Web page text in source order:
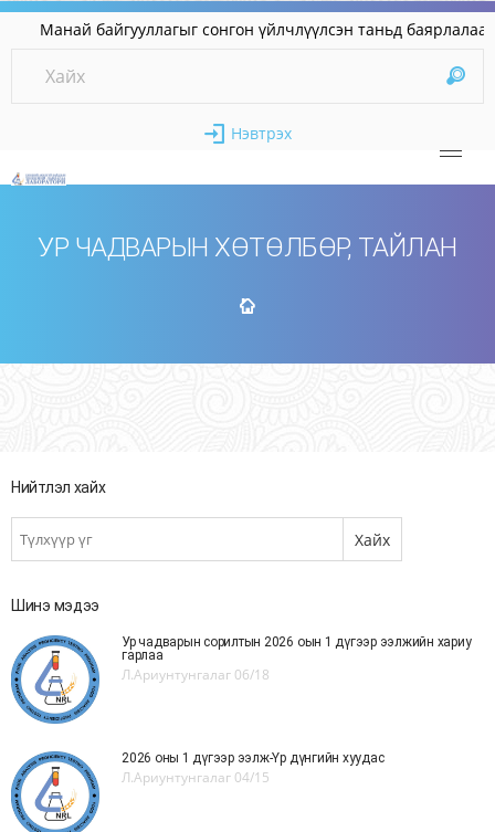
байгууллагыг сонгон үйлчлүүлсэн таньд
Нэвтрэх
УР ЧАДВАРЫН ХӨТӨЛБӨР, ТАЙЛАН
Нийтлэл хайх
Шинэ мэдээ
Ур чадварын сорилтын 2026 оын 1 дүгээр ээлжийн хариу
гарлаа
Л.Ариунтунгалаг 06/18
2026 оны 1 дүгээр ээлж-Үр дүнгийн хуудас
Л.Ариунтунгалаг 04/15